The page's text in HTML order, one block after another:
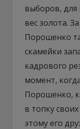
выборов, для
вес золота.
Порошенко
скамейки
кадрового
момент,
Порошенко,
в топку
этому его